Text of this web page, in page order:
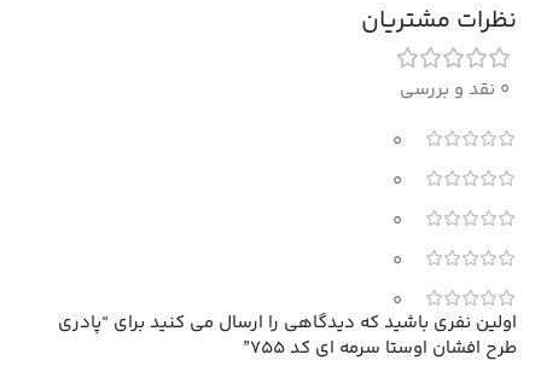
نظرات مشتریان
0 نقد و بررسی
0
0
0
0
0
اولین نفری باشید که دیدگاهی را ارسال می کنید برای “پادری
طرح افشان اوستا سرمه ای کد 755”